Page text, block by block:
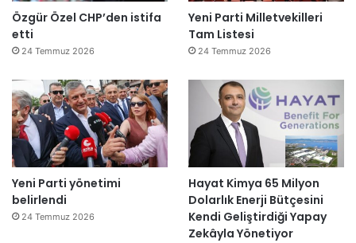
Özgür Özel CHP’den istifa
etti
24 Temmuz 2026
Yeni Parti Milletvekilleri
Tam Listesi
24 Temmuz 2026
Yeni Parti yönetimi
belirlendi
24 Temmuz 2026
Hayat Kimya 65 Milyon
Dolarlık Enerji Bütçesini
Kendi Geliştirdiği Yapay
Zekâyla Yönetiyor